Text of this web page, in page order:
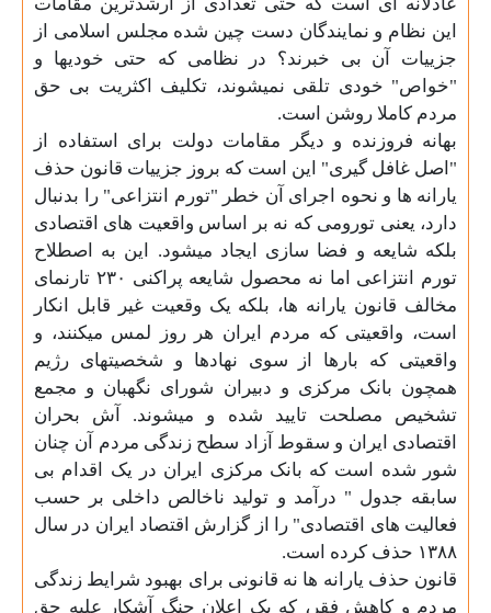
این نظام و نمایندگان دست چین شده مجلس اسلامی از
جزییات آن بی خبرند؟ در نظامی که حتی خودیها و
"خواص" خودی تلقی نمیشوند، تکلیف اکثریت بی حق
مردم کاملا روشن است.
بهانه فروزنده و دیگر مقامات دولت برای استفاده از
"اصل غافل گیری" این است که بروز جزییات قانون حذف
یارانه ها و نحوه اجرای آن خطر "تورم انتزاعی" را بدنبال
دارد، یعنی تورومی که نه بر اساس واقعیت های اقتصادی
بلکه شایعه و فضا سازی ایجاد میشود. این به اصطلاح
تورم انتزاعی اما نه محصول شایعه پراکنی ۲۳۰ تارنمای
مخالف قانون یارانه ها، بلکه یک وقعیت غیر قابل انکار
است، واقعیتی که مردم ایران هر روز لمس میکنند، و
واقعیتی که بارها از سوی نهادها و شخصیتهای رژیم
همچون بانک مرکزی و دبیران شورای نگهبان و مجمع
تشخیص مصلحت تایید شده و میشوند. آش بحران
اقتصادی ایران و سقوط آزاد سطح زندگی مردم آن چنان
شور شده است که بانک مرکزی ایران در یک اقدام بی
سابقه جدول " درآمد و تولید ناخالص داخلی بر حسب
فعالیت های اقتصادی" را از گزارش اقتصاد ایران در سال
۱۳۸۸ حذف کرده است
.
قانون حذف یارانه ها نه قانونی برای بهبود شرایط زندگی
مردم و کاهش فقر، که یک اعلان جنگ آشکار علیه حق